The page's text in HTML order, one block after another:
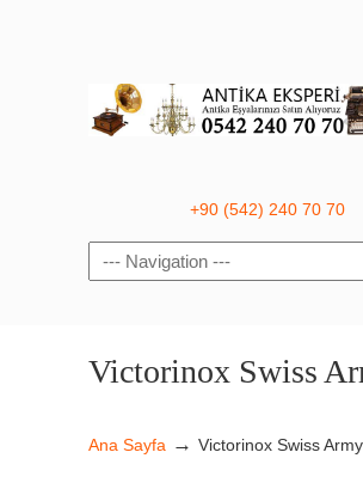
+90 (542) 240 70 70
Navigation
Victorinox Swiss
Ana Sayfa → Victorinox Swiss Army